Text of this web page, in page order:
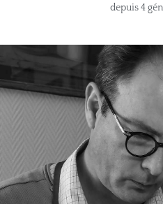
depuis 4